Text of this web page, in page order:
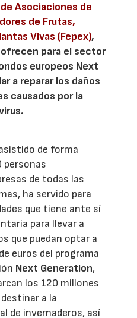
Asociaciones de
de Frutas,
Vivas (Fepex),
para el sector
europeos Next
a reparar los daños
causados por la
de forma
personas
de todas las
ha servido para
que tiene ante sí
para llevar a
que puedan optar a
euros del programa
Next Generation,
los 120 millones
a la
de invernaderos, así